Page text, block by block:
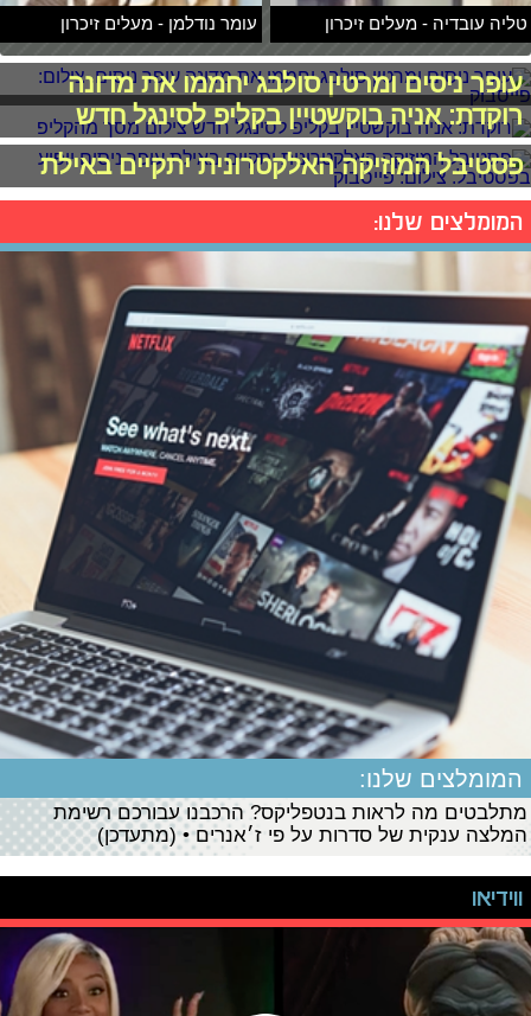
טליה עובדיה - מעלים זיכרון עומר נודלמן - מעלים זיכרון
עופר ניסים ומרטין סולבג יחממו את מדונה
רוקדת: אניה בוקשטיין בקליפ לסינגל חדש
פסטיבל המוזיקה האלקטרונית יתקיים באילת
המומלצים שלנו:
המומלצים שלנו:
מתלבטים מה לראות בנטפליקס? הרכבנו עבורכם רשימת
המלצה ענקית של סדרות על פי ז׳אנרים • (מתעדכן)
ווידיאו